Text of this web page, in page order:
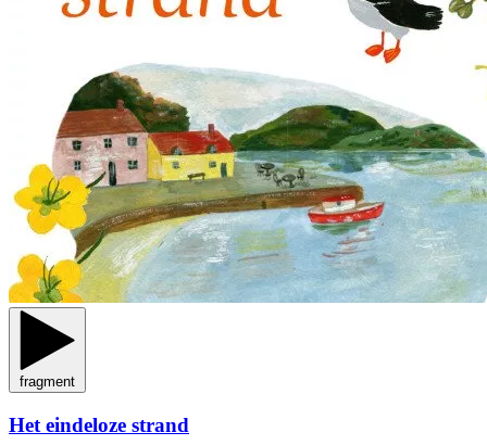
fragment
Het eindeloze strand